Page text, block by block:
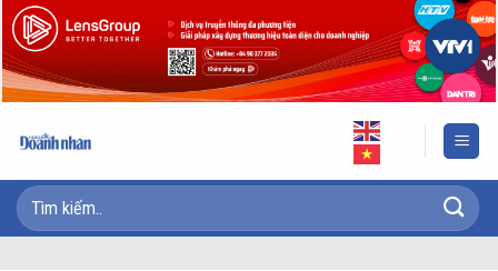
Skip
to
content